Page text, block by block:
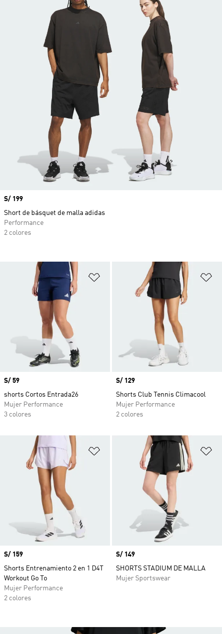
Añadir a la lista de deseos
Precio
S/ 59
shorts Cortos Entrada26
Mujer Performance
3 colores
Precio
S/ 129
Shorts Club Tennis Climacool
Mujer Performance
2 colores
Añadir a la lista de deseos
Precio
S/ 159
Shorts Entrenamiento 2 en 1 D4T
Workout Go To
Mujer Performance
2 colores
Precio
S/ 149
SHORTS STADIUM DE MALLA
Mujer Sportswear
Precio
S/ 199
Short de básquet de malla adidas
Performance
2 colores